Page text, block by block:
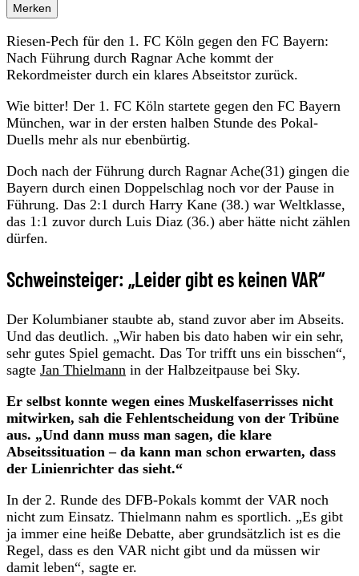
Merken
Riesen-Pech für den 1. FC Köln gegen den FC Bayern:
Nach Führung durch Ragnar Ache kommt der
Rekordmeister durch ein klares Abseitstor zurück.
Wie bitter! Der 1. FC Köln startete gegen den FC Bayern
München, war in der ersten halben Stunde des Pokal-
Duells mehr als nur ebenbürtig.
Doch nach der Führung durch Ragnar Ache(31) gingen die
Bayern durch einen Doppelschlag noch vor der Pause in
Führung. Das 2:1 durch Harry Kane (38.) war Weltklasse,
das 1:1 zuvor durch Luis Diaz (36.) aber hätte nicht zählen
dürfen.
Schweinsteiger: „Leider gibt es keinen VAR“
Der Kolumbianer staubte ab, stand zuvor aber im Abseits.
Und das deutlich. „Wir haben bis dato haben wir ein sehr,
sehr gutes Spiel gemacht. Das Tor trifft uns ein bisschen“,
sagte Jan Thielmann in der Halbzeitpause bei Sky.
Er selbst konnte wegen eines Muskelfaserrisses nicht
mitwirken, sah die Fehlentscheidung von der Tribüne
aus. „Und dann muss man sagen, die klare
Abseitssituation – da kann man schon erwarten, dass
der Linienrichter das sieht.“
In der 2. Runde des DFB-Pokals kommt der VAR noch
nicht zum Einsatz. Thielmann nahm es sportlich. „Es gibt
ja immer eine heiße Debatte, aber grundsätzlich ist es die
Regel, dass es den VAR nicht gibt und da müssen wir
damit leben“, sagte er.